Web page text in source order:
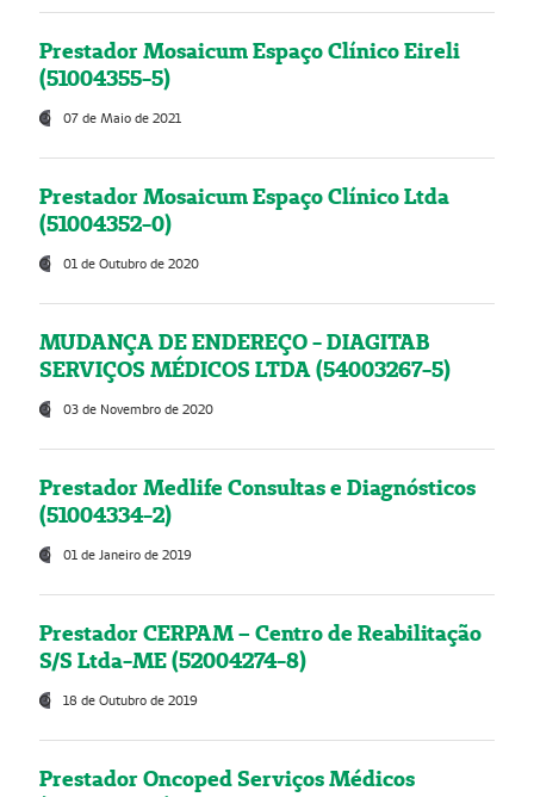
Prestador Mosaicum Espaço Clínico Eireli
(51004355-5)
07 de Maio de 2021
Prestador Mosaicum Espaço Clínico Ltda
(51004352-0)
01 de Outubro de 2020
MUDANÇA DE ENDEREÇO - DIAGITAB
SERVIÇOS MÉDICOS LTDA (54003267-5)
03 de Novembro de 2020
Prestador Medlife Consultas e Diagnósticos
(51004334-2)
01 de Janeiro de 2019
Prestador CERPAM – Centro de Reabilitação
S/S Ltda-ME (52004274-8)
18 de Outubro de 2019
Prestador Oncoped Serviços Médicos